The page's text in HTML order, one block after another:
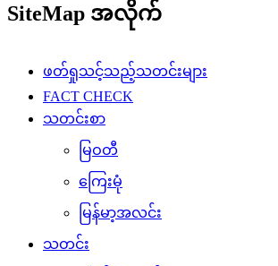
SiteMap အလိုက်
ဖတ်ရှုသင့်သည့်သတင်းများ
FACT CHECK
သတင်းစာ
မြဝတီ
ကြေးမုံ
မြန်မာ့အလင်း
သတင်း